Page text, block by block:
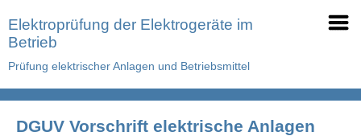
Elektroprüfung der Elektrogeräte im
Betrieb
Prüfung elektrischer Anlagen und Betriebsmittel
DGUV Vorschrift elektrische Anlagen